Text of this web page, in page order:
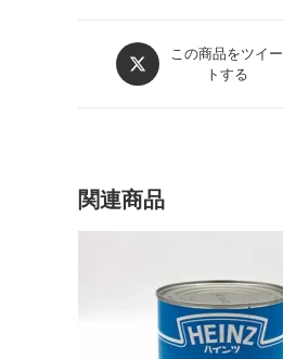
この商品をツイー
トする
関連商品